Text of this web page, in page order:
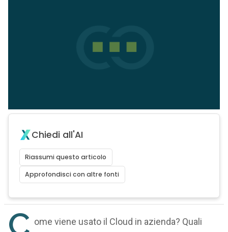
Chiedi all'AI
Riassumi questo articolo
Approfondisci con altre fonti
ome viene usato il Cloud in azienda? Quali